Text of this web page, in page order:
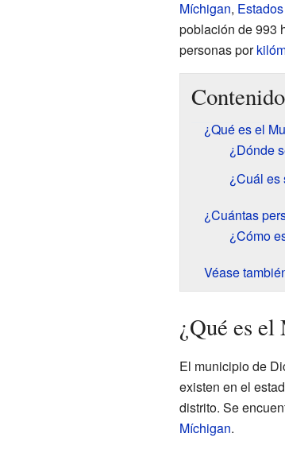
Míchigan,
población de 993
personas por
Contenido
¿Qué es el
¿Dónde
¿Cuál es
¿Cuántas
¿Cómo
Véase
¿Qué es
El municipio de
existen en el
distrito. Se
Míchigan.